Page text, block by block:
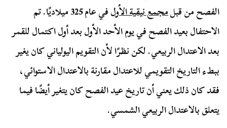
الفصح من قبلمجمع نيقية الأول
في عام 325 ميلاديًا. تم
الاحتفال بعيد الفصح في يوم الأحد الأول بعد أول اكتمال للقمر
بعد الاعتدال الربيعي. لكن نظرًا لأن التقويم اليولياني كان يغير
ببطء التاريخ التقويمي للاعتدال مقارنة بالاعتدال الاستوائي،
فقد كان ذلك يعني أن تاريخ عيد الفصح كان يتغير أيضًا فيما
يتعلق بالاعتدال الربيعي الشمسي.